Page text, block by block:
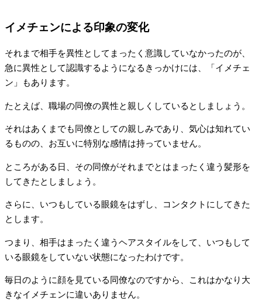
イメチェンによる印象の変化
それまで相手を異性としてまったく意識していなかったのが、
急に異性として認識するようになるきっかけには、「イメチェ
ン」もあります。
たとえば、職場の同僚の異性と親しくしているとしましょう。
それはあくまでも同僚としての親しみであり、気心は知れてい
るものの、お互いに特別な感情は持っていません。
ところがある日、その同僚がそれまでとはまったく違う髪形を
してきたとしましょう。
さらに、いつもしている眼鏡をはずし、コンタクトにしてきた
とします。
つまり、相手はまったく違うヘアスタイルをして、いつもして
いる眼鏡をしていない状態になったわけです。
毎日のように顔を見ている同僚なのですから、これはかなり大
きなイメチェンに違いありません。